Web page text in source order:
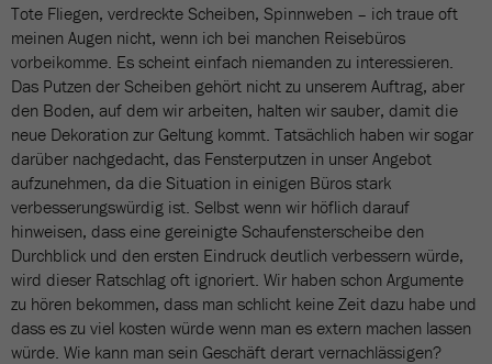
Tote Fliegen, verdreckte Scheiben, Spinnweben – ich traue oft
meinen Augen nicht, wenn ich bei manchen Reisebüros
vorbeikomme. Es scheint einfach niemanden zu interessieren.
Das Putzen der Scheiben gehört nicht zu unserem Auftrag, aber
den Boden, auf dem wir arbeiten, halten wir sauber, damit die
neue Dekoration zur Geltung kommt. Tatsächlich haben wir sogar
darüber nachgedacht, das Fensterputzen in unser Angebot
aufzunehmen, da die Situation in einigen Büros stark
verbesserungswürdig ist. Selbst wenn wir höflich darauf
hinweisen, dass eine gereinigte Schaufensterscheibe den
Durchblick und den ersten Eindruck deutlich verbessern würde,
wird dieser Ratschlag oft ignoriert. Wir haben schon Argumente
zu hören bekommen, dass man schlicht keine Zeit dazu habe und
dass es zu viel kosten würde wenn man es extern machen lassen
würde. Wie kann man sein Geschäft derart vernachlässigen?